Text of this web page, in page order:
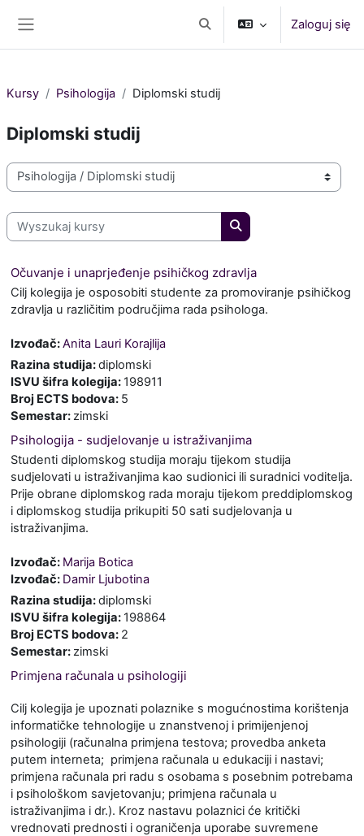
Przełącznik wyszukiwarki
Zaloguj się
Kursy Psihologija Diplomski studij
Diplomski studij
Kategorie kursów
Wyszukaj kursy
Wyszukaj kursy
Očuvanje i unaprjeđenje psihičkog zdravlja
Cilj kolegija je osposobiti studente za promoviranje psihičkog
zdravlja u različitim područjima rada psihologa.
Izvođač:Anita Lauri Korajlija
Razina studija:diplomski
ISVU šifra kolegija: 198911
Broj ECTS bodova: 5
Semestar:zimski
Psihologija - sudjelovanje u istraživanjima
Studenti diplomskog studija moraju tijekom studija
sudjelovati u istraživanjima kao sudionici ili suradnici voditelja.
Prije obrane diplomskog rada moraju tijekom preddiplomskog
i diplomskog studija prikupiti 50 sati sudjelovanja u
istraživanjima.
Izvođač: Marija Botica
Izvođač: Damir Ljubotina
Razina studija:diplomski
ISVU šifra kolegija: 198864
Broj ECTS bodova: 2
Semestar:zimski
Primjena računala u psihologiji
Cilj kolegija je upoznati polaznike s mogućnostima korištenja
informatičke tehnologije u znanstvenoj i primijenjenoj
psihologiji (računalna primjena testova; provedba anketa
putem interneta; primjena računala u edukaciji i nastavi;
primjena računala pri radu s osobama s posebnim potrebama
i psihološkom savjetovanju; primjena računala u
istraživanjima i dr.). Kroz nastavu polaznici će kritički
vrednovati prednosti i ograničenja uporabe suvremene